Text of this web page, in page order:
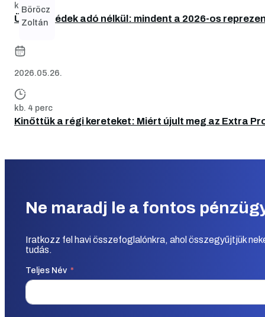
kb. 3 perc
Üzleti ebédek adó nélkül: mindent a 2026-os
Böröcz
Zoltán
2026.05.26.
kb. 4 perc
Kinőttük a régi kereteket: Miért újult meg az Extra
Ne maradj le a fontos
Iratkozz fel havi összefoglalónkra, ahol összegyűjtjük
tudás.
Teljes Név